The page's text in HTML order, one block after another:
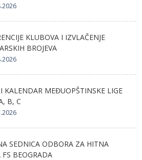
KLUBOVA I IZVLAČENJE
BROJEVA
KALENDAR MEĐUOPŠTINSKE LIGE
B, C
SEDNICA ODBORA ZA HITNA
FS BEOGRADA